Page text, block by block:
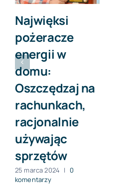
Najwięksi
pożeracze
energii w
domu:
Oszczędzaj na
rachunkach,
racjonalnie
używając
sprzętów
25 marca 2024 | 0
komentarzy